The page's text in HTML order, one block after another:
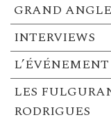
GRAND ANGLE
INTERVIEWS
L’ÉVÉNEMENT
LES
RODRIGUES